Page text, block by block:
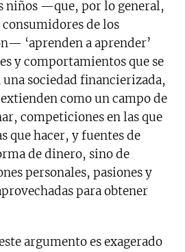
niños —que, por lo general,
de los
‘aprenden a aprender’
y comportamientos que se
una sociedad financierizada,
como un campo de
competiciones en las que
que hacer, y fuentes de
de dinero, sino de
personales, pasiones y
para obtener
argumento es exagerado